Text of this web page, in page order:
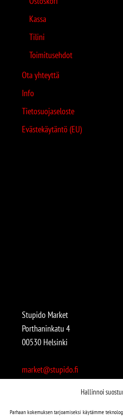
Hallinnoi
Parhaan kokemuksen tarjoamiseksi käytämme
Kassa
Tilini
Toimitusehdot
Ota yhteyttä
Info
Tietosuojaseloste
Evästekäytäntö (EU)
Stupido Market
Porthaninkatu 4
00530 Helsinki
market@stupido.fi
Avoinna: